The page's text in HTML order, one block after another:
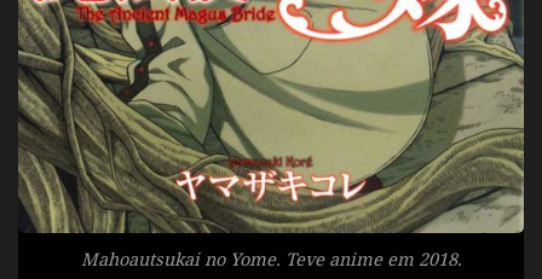
Mahoautsukai no Yome. Teve anime em 2018.